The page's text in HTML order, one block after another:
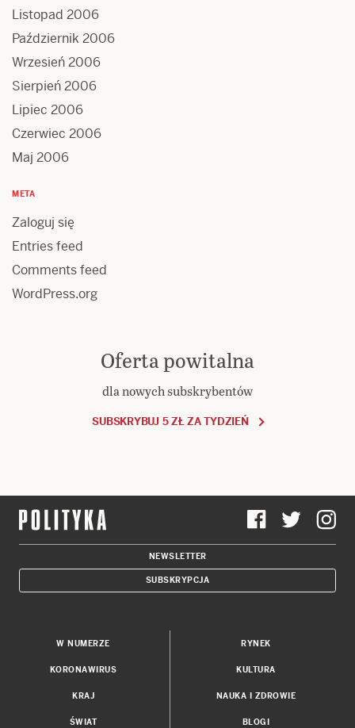
Listopad 2006
Październik 2006
Wrzesień 2006
Sierpień 2006
Lipiec 2006
Czerwiec 2006
Maj 2006
META
Zaloguj się
Entries feed
Comments feed
WordPress.org
Oferta powitalna
dla nowych subskrybentów
SUBSKRYBUJ 5 ZŁ ZA TYDZIEŃ
NEWSLETTER
SUBSKRYPCJA
W NUMERZE
KORONAWIRUS
KRAJ
ŚWIAT
RYNEK
KULTURA
NAUKA I ZDROWIE
BLOGI